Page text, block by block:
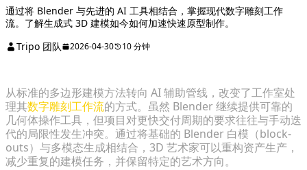
通过将 Blender 与先进的 AI 工具相结合，掌握现代数字雕刻工作
流。了解生成式 3D 建模如今如何加速快速原型制作。
Tripo 团队
2026-04-30 10 分钟
从标准的多边形建模方法转向 AI 辅助管线，改变了工作室处
理其数字雕刻工作流的方式。虽然 Blender 继续提供可靠的
几何体操作工具，但项目对更快交付周期的要求往往与手动迭
代的局限性发生冲突。通过将基础的 Blender 白模（block-
outs）与多模态生成相结合，3D 艺术家可以重构资产生产，
减少重复的建模任务，并保留特定的艺术方向。